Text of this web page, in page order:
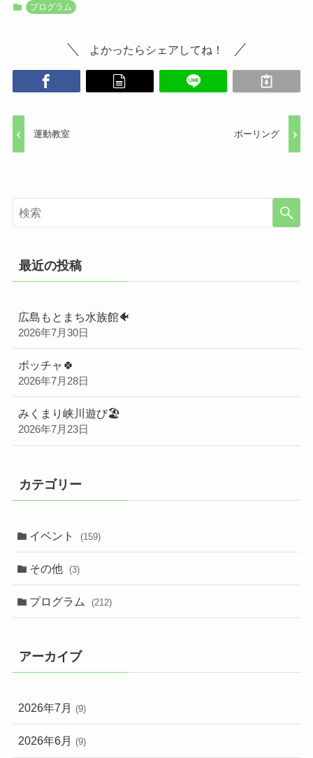
プログラム
よかったらシェアしてね！
運動教室 ボーリング
最近の投稿
広島もとまち水族館🐠
2026年7月30日
ボッチャ🍀
2026年7月28日
みくまり峡川遊び🏖️
2026年7月23日
カテゴリー
イベント (159)
その他 (3)
プログラム (212)
アーカイブ
2026年7月 (9)
2026年6月 (9)